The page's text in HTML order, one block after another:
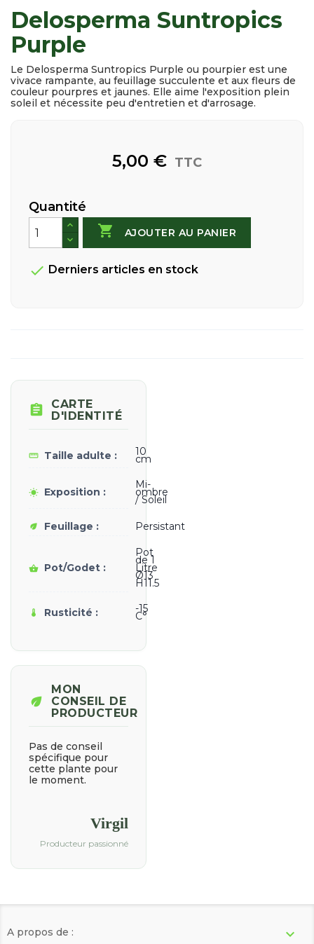
Delosperma Suntropics
Purple
Le Delosperma Suntropics Purple ou pourpier est une
vivace rampante, au feuillage succulente et aux fleurs de
couleur pourpres et jaunes. Elle aime l'exposition plein
soleil et nécessite peu d'entretien et d'arrosage.
5,00 € TTC
Quantité
 AJOUTER AU PANIER
 Derniers articles en stock

CARTE
D'IDENTITÉ
straighten Taille adulte : 10
cm
wb_sunny Exposition :
Mi-
ombre
/ Soleil
eco Feuillage : Persistant
shopping_basket Pot/Godet :
Pot
de 1
Litre
Ø13
H11.5
thermostat Rusticité : -15
C°
eco
MON
CONSEIL DE
PRODUCTEUR
Pas de conseil
spécifique pour
cette plante pour
le moment.
Virgil
Producteur passionné
A propos de : 